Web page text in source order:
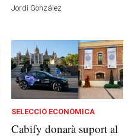
Jordi González
SELECCIÓ ECONÒMICA
Cabify donarà suport al